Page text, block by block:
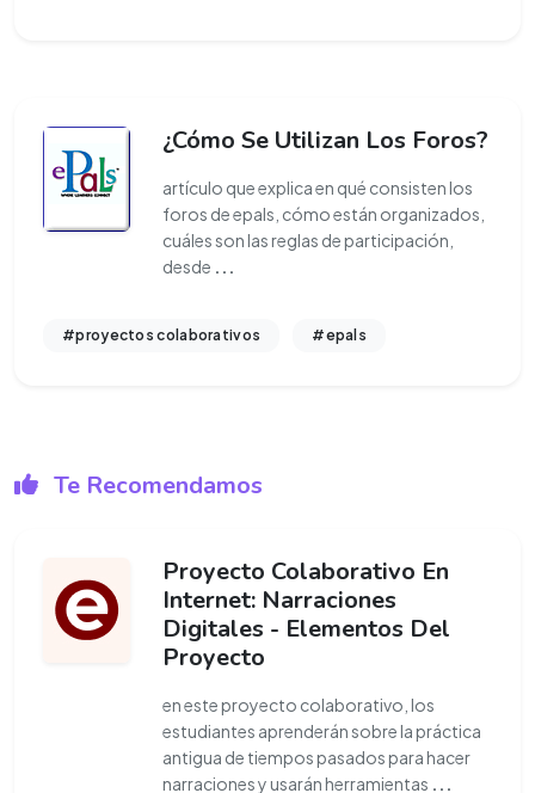
¿Cómo Se Utilizan Los Foros?
artículo que explica en qué consisten los
foros de epals, cómo están organizados,
cuáles son las reglas de participación,
desde ...
#proyectos colaborativos #epals
Te Recomendamos
Proyecto Colaborativo En
Internet: Narraciones
Digitales - Elementos Del
Proyecto
en este proyecto colaborativo, los
estudiantes aprenderán sobre la práctica
antigua de tiempos pasados para hacer
narraciones y usarán herramientas ...